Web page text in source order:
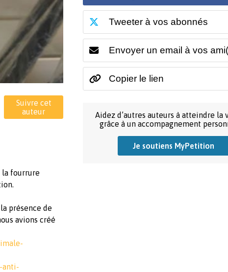
Suivre cet
auteur
la fourrure
présence de
avions créé
anti-
Tweeter à vos abonnés
Envoyer un email à vos
Copier le lien
Aidez d’autres auteurs à atteindre la
grâce à un accompagnement
Je soutiens MyPetition